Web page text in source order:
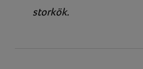
storkök.